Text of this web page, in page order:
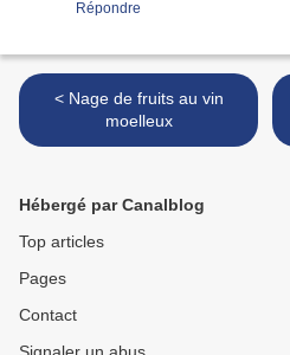
Répondre
< Nage de fruits au vin
moelleux
Hébergé par Canalblog
Top articles
Pages
Contact